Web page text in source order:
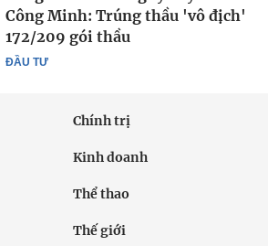
ĐẦU TƯ
Công Minh: Trúng thầu 'vô địch'
172/209 gói thầu
Chính trị
Kinh doanh
Thể thao
Thế giới